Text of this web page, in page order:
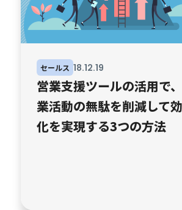
セールス 18.12.19
営業支援ツールの活用で
業活動の無駄を削減して
化を実現する3つの方法